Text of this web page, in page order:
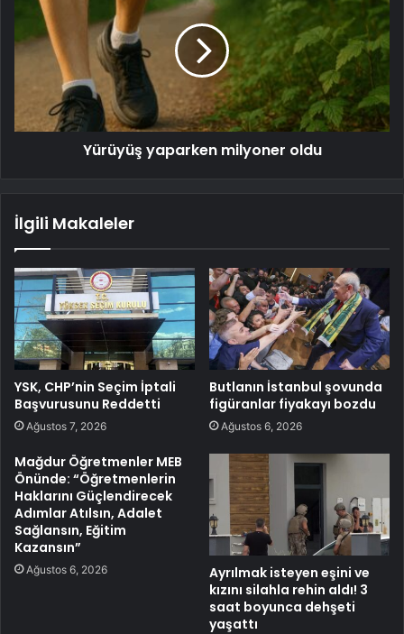
Yürüyüş yaparken milyoner oldu
İlgili Makaleler
YSK, CHP’nin Seçim İptali
Başvurusunu Reddetti
Ağustos 7, 2026
Butlanın İstanbul şovunda
figüranlar fiyakayı bozdu
Ağustos 6, 2026
Mağdur Öğretmenler MEB
Önünde: “Öğretmenlerin
Haklarını Güçlendirecek
Adımlar Atılsın, Adalet
Sağlansın, Eğitim
Kazansın”
Ağustos 6, 2026
Ayrılmak isteyen eşini ve
kızını silahla rehin aldı! 3
saat boyunca dehşeti
yaşattı